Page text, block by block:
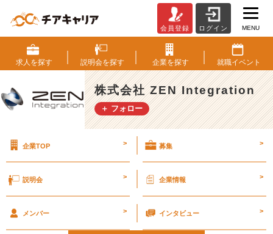
談】
他
の
人
の
願
#
卒
会員登録 ログイン MENU
求人を探す 説明会を探す 企業を探す 就職イベント
株式会社 ZEN Integration
＋ フォロー
企業TOP > 募集 >
説明会 > 企業情報 >
メンバー > インタビュー >